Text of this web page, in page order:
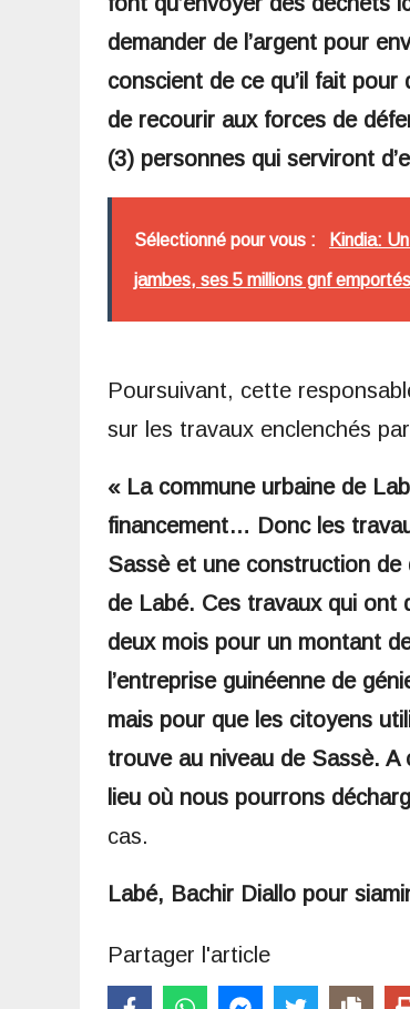
demander de l’argent pour
conscient de ce qu’il fait
de recourir aux forces de
(3) personnes qui serviront
Sélectionné pour vous : Kindia:
jambes, ses 5 millions gnf
Poursuivant, cette
sur les travaux enclenchés
« La commune urbaine de
financement… Donc les
Sassè et une construction de
de Labé. Ces travaux qui ont
deux mois pour un montant
l’entreprise guinéenne de
mais pour que les citoyens
trouve au niveau de Sassè.
lieu où nous pourrons
cas.
Labé, Bachir Diallo pour
Partager l'article